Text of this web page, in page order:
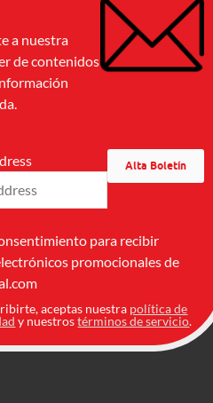
a nuestra
de contenidos
para recibir
promocionales de
aceptas nuestra política de
y nuestrostérminos de servicio.